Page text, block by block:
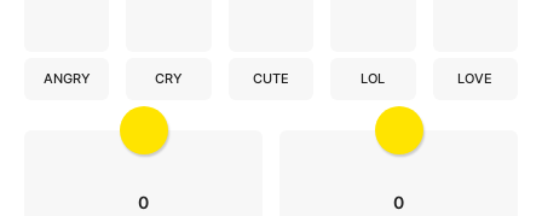
ANGRY CRY CUTE LOL LOVE
0 0